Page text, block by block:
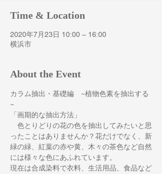
Time & Location
2020年7月23日 10:00 – 16:00
横浜市
About the Event
カラム抽出・基礎編　~植物色素を抽出する
~
「画期的な抽出方法」
色とりどりの花の色を抽出してみたいと思
ったことはありませんか？花だけでなく、新
緑の緑、紅葉の赤や黄、木々の茶色など自然
には様々な色にあふれています。
現在は合成染料で衣料、生活用品、食品など